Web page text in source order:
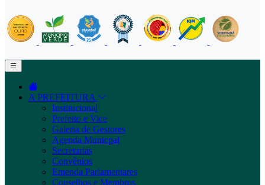
A PREFEITURA
Institucional
Prefeito e Vice
Galeria de Gestores
Agenda Municpal
Secretarias
Convênios
Emenda Parlamentares
Conselhos e Membros